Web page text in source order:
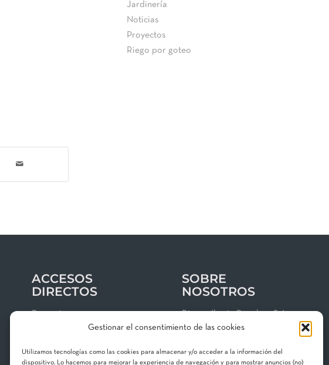
Gestionar el consentimiento de las cookies
Utilizamos tecnologías como las cookies para almacenar y/o acceder a la información del
dispositivo. Lo hacemos para mejorar la experiencia de navegación y para mostrar anuncios (no)
Jardinería
Noticias
Proyectos
Riego por goteo
ACCESOS
DIRECTOS
Proyectos
Política de privacidad
SOBRE
NOSOTROS
Riegos Iberia Regaber, S.A.
Grupo MAT Holding
08150 Parets del Vallès